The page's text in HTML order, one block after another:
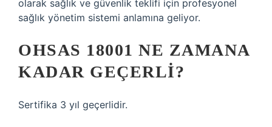
olarak sağlık ve güvenlik teklifi için profesyonel
sağlık yönetim sistemi anlamına geliyor.
OHSAS 18001 NE ZAMANA
KADAR GEÇERLI?
Sertifika 3 yıl geçerlidir.